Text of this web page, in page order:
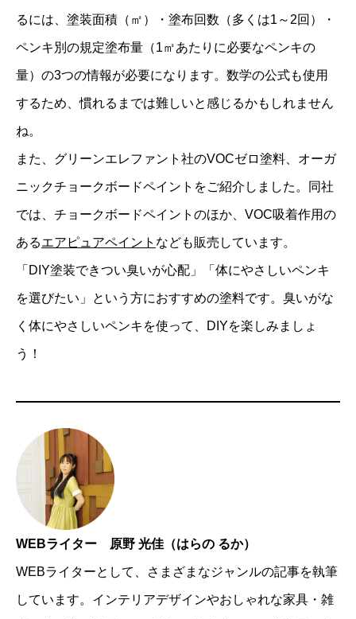
るには、塗装面積（㎡）・塗布回数（多くは1～2回）・
ペンキ別の規定塗布量（1㎡あたりに必要なペンキの
量）の3つの情報が必要になります。数学の公式も使用
するため、慣れるまでは難しいと感じるかもしれません
ね。
また、グリーンエレファント社のVOCゼロ塗料、オーガ
ニックチョークボードペイントをご紹介しました。同社
では、チョークボードペイントのほか、VOC吸着作用の
あるエアピュアペイント なども販売しています。
「DIY塗装できつい臭いが心配」「体にやさしいペンキ
を選びたい」という方におすすめの塗料です。臭いがな
く体にやさしいペンキを使って、DIYを楽しみましょ
う！
WEBライター 原野 光佳（はらの るか）
WEBライターとして、さまざまなジャンルの記事を執筆
しています。インテリアデザインやおしゃれな家具・雑